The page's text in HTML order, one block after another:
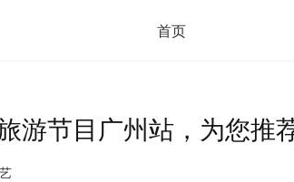
首页
游节目广州站，为您推